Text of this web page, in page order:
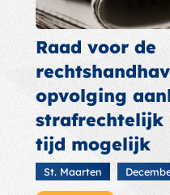
Raad voor de
opvolging
strafrechtelijk
tijd mogelijk
St. Maarten